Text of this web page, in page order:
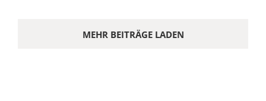
MEHR BEITRÄGE LADEN